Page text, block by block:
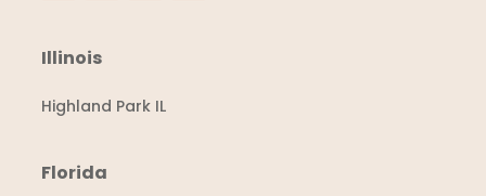
Illinois
Highland Park IL
Florida